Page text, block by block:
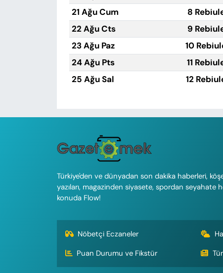
21 Ağu Cum
8
22 Ağu Cts
9
23 Ağu Paz
10
24 Ağu Pts
11
25 Ağu Sal
12
Türkiye'den ve dünyadan son dakika haberleri,
yazıları, magazinden siyasete, spordan seyahate
konuda Flow!
Nöbetçi Eczaneler
Puan Durumu ve Fikstür